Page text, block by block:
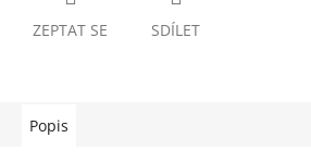
ZEPTAT SE SDÍLET
Popis